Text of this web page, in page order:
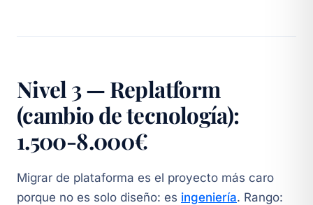
Nivel 3 — Replatform
(cambio de tecnología):
1.500-8.000€
Migrar de plataforma es el proyecto más caro
porque no es solo diseño: es ingeniería. Rango: